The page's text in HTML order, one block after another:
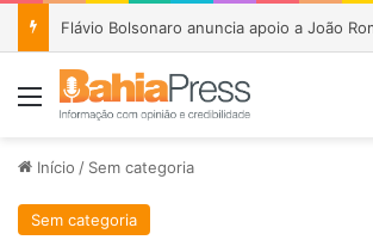
Menu
Início / Sem categoria
Sem categoria